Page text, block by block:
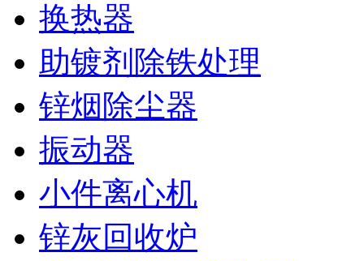
换热器
助镀剂除铁处理
锌烟除尘器
振动器
小件离心机
锌灰回收炉